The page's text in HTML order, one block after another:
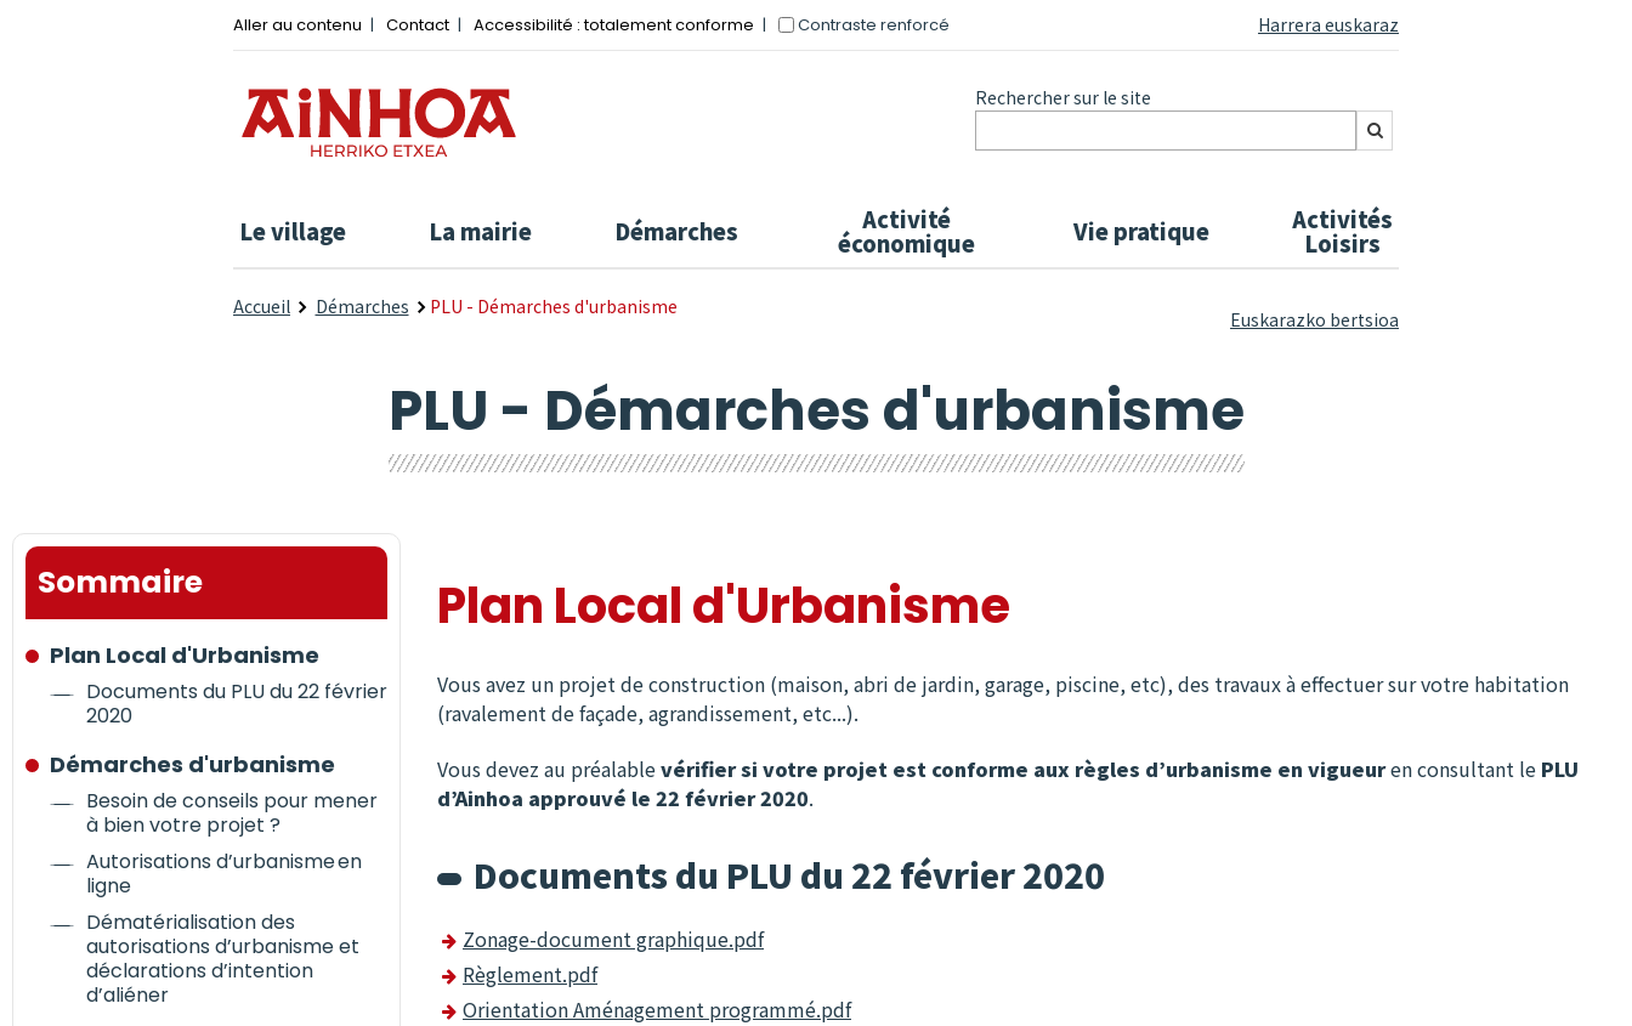
Aller au contenu Contact Accessibilité : totalement conforme Contraste renforcé Harrera euskaraz
Rechercher sur le site
Le village La mairie Démarches Activité
économique Vie pratique Activités
Loisirs
Accueil Démarches PLU - Démarches d'urbanisme
Euskarazko bertsioa
PLU - Démarches d'urbanisme
Sommaire
Plan Local d'Urbanisme
Documents du PLU du 22 février
2020
Démarches d'urbanisme
Besoin de conseils pour mener
à bien votre projet ?
Autorisations d’urbanisme en
ligne
Dématérialisation des
autorisations d’urbanisme et
déclarations d’intention
d’aliéner
Plan Local d'Urbanisme
Vous avez un projet de construction (maison, abri de jardin, garage, piscine, etc), des travaux à effectuer sur votre habitation
(ravalement de façade, agrandissement, etc...).
Vous devez au préalablevérifier si votre projet est conforme aux règles d’urbanisme en vigueuren consultant le PLU
d’Ainhoa approuvé le 22 février 2020.
Documents du PLU du 22 février 2020
Zonage-document graphique.pdf
Règlement.pdf
Orientation Aménagement programmé.pdf